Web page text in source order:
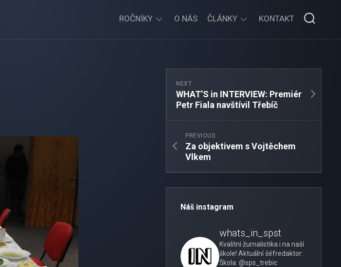
ROČNÍKY O NÁS ČLÁNKY
ŠKOLNÍ
DOMOV
MLÁDEŽE
ROZHOVORY
KONTAKT
NEXT
WHAT’S in INTERVIEW: Premiér
Petr Fiala navštívil Třebíč
PREVIOUS
Za objektivem s Vojtěchem
Vlkem
Náš instagram
whats_in_spst
Kvalitní žurnalistika i na naší
škole! Aktuální šéfredaktor:
Škola: @sps_trebic